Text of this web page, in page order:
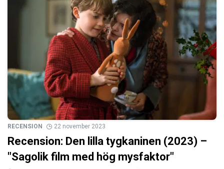
RECENSION 22 november 2023
Recension: Den lilla tygkaninen (2023) –
"Sagolik film med hög mysfaktor"